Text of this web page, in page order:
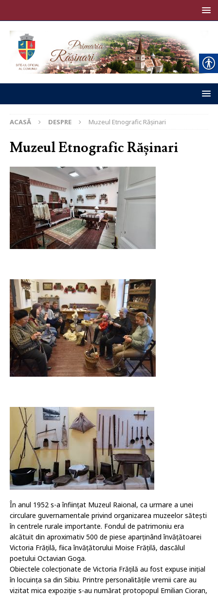
ACASĂ DESPRE Muzeul Etnografic Rășinari
Muzeul Etnografic Rășinari
În anul 1952 s-a înființat Muzeul Raional, ca urmare a unei
circulare guvernamentale privind organizarea muzeelor sătești
în centrele rurale importante. Fondul de patrimoniu era
alcătuit din aproximativ 500 de piese aparținând învățătoarei
Victoria Frățilă, fiica învățătorului Moise Frățilă, dascălul
poetului Octavian Goga.
Obiectele colecționate de Victoria Frățilă au fost expuse inițial
în locuința sa din Sibiu. Printre personalitățile vremii care au
vizitat mica expoziție s-au numărat protopopul Emilian Cioran,